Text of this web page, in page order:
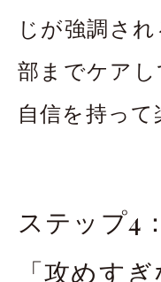
じが強調さ
部までケア
自信を持って
ステップ4
「攻めす